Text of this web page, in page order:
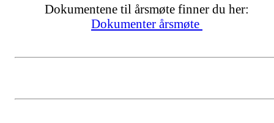
Dokumentene til årsmøte finner du her:
Dokumenter årsmøte